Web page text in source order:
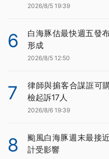
2026/8/5 19:39
6
白海豚估最快週五發
形成
2026/8/5 12:50
7
律師與掮客合謀誆可
檢起訴17人
2026/8/6 19:39
8
颱風白海豚週末最接
計受影響